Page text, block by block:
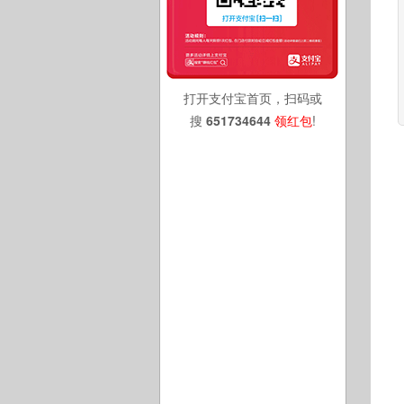
打开支付宝首页，扫码或
搜 651734644 领红包!